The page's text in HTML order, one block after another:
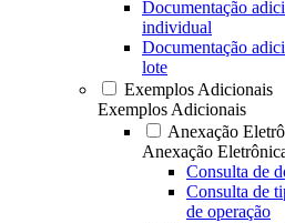
Documentação
individual
Documentação
lote
Exemplos Adicionais
Exemplos Adicionais
Anexação
Anexação
Consulta de
Consulta de
de operação